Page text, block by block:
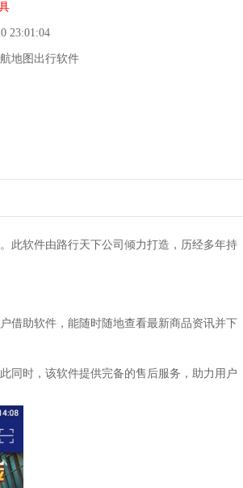
23:01:04
地图出行软件
此软件由路行天下公司倾力打造，历经多年持
借助软件，能随时随地查看最新商品资讯并下
同时，该软件提供完备的售后服务，助力用户